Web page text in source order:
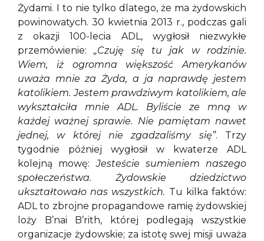
Żydami. I to nie tylko dlatego, że ma żydowskich
powinowatych. 30 kwietnia 2013 r., podczas gali
z okazji 100-lecia ADL, wygłosił niezwykłe
przemówienie:„Czuję się tu jak w rodzinie.
Wiem, iż ogromna większość Amerykanów
uważa mnie za Żyda, a ja naprawdę jestem
katolikiem. Jestem prawdziwym katolikiem, ale
wykształciła mnie ADL. Byliście ze mną w
każdej ważnej sprawie. Nie pamiętam nawet
jednej, w której nie zgadzaliśmy się”. Trzy
tygodnie później wygłosił w kwaterze ADL
kolejną mowę:Jesteście sumieniem naszego
społeczeństwa. Żydowskie dziedzictwo
ukształtowało nas wszystkich. Tu kilka faktów:
ADL to zbrojne propagandowe ramię żydowskiej
loży B’nai B’rith, której podlegają wszystkie
organizacje żydowskie; za istotę swej misji uważa